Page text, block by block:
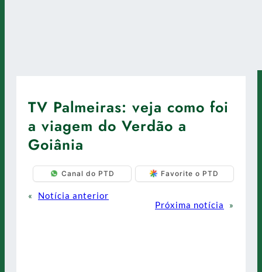
TV Palmeiras: veja como foi
a viagem do Verdão a
Goiânia
Canal do PTD Favorite o PTD
«
Notícia anterior
Próxima notícia
»